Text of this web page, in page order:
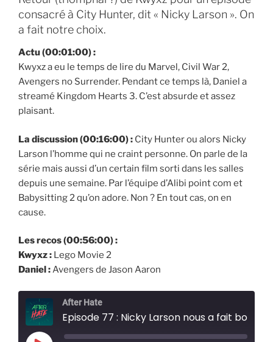
consacré à City Hunter, dit « Nicky Larson ». On
a fait notre choix.
Actu (00:01:00) :
Kwyxz a eu le temps de lire du Marvel, Civil War 2,
Avengers no Surrender. Pendant ce temps là, Daniel a
streamé Kingdom Hearts 3. C’est absurde et assez
plaisant.
La discussion (00:16:00) : City Hunter ou alors Nicky
Larson l’homme qui ne craint personne. On parle de la
série mais aussi d’un certain film sorti dans les salles
depuis une semaine. Par l’équipe d’Alibi point com et
Babysitting 2 qu’on adore. Non ? En tout cas, on en
cause.
Les recos (00:56:00) :
Kwyxz : Lego Movie 2
Daniel :Avengers de Jason Aaron
After Hate
Episode 77 : Nicky Larson nous a fait bobo